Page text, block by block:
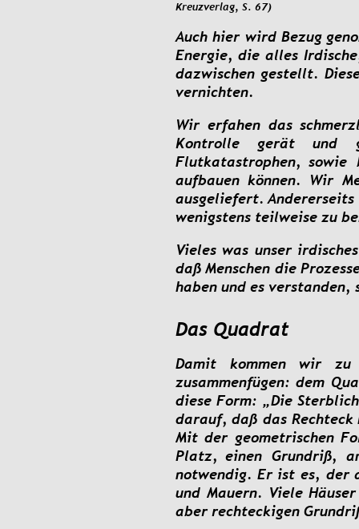
Kreuzverlag, S. 67)
Auch hier wird Bezug
Energie, die alles
dazwischen gestellt.
vernichten.
Wir erfahen das
Kontrolle
gerät und
Flutkatastrophen, sowie
aufbauen können. Wir
ausgeliefert. Andererseits
wenigstens teilweise zu
Vieles was unser irdisches
daß Menschen die
haben und es verstanden,
Das Quadrat
Damit kommen wir
zu
zusammenfügen: dem
diese Form: „Die
darauf, daß das Rechteck
Mit der geometrischen
Platz, einen Grundriß,
notwendig. Er ist es, der
und Mauern. Viele Häuser
aber rechteckigen